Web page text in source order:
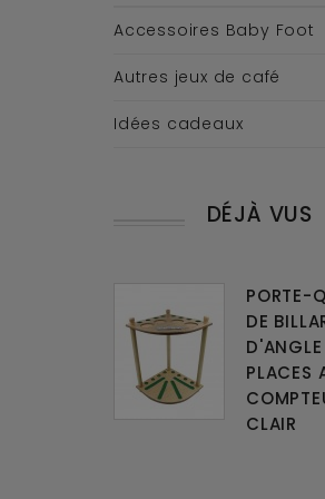
Accessoires Baby Foot
Autres jeux de café
Idées cadeaux
DÉJÀ VUS
PORTE-
DE
PLACES
CLAIR